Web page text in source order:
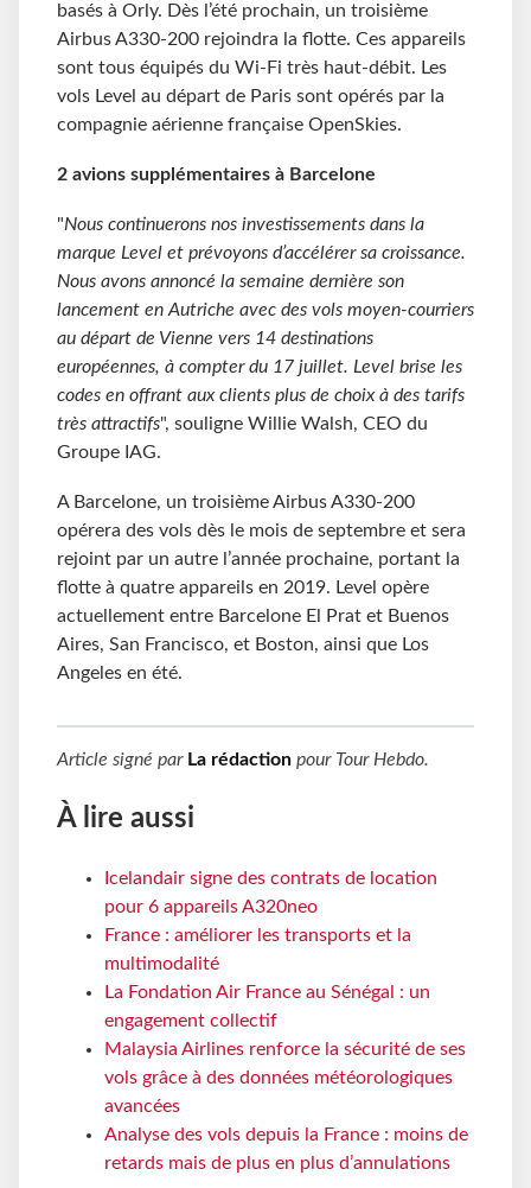
basés à Orly. Dès l’été prochain, un troisième
Airbus A330-200 rejoindra la flotte. Ces appareils
sont tous équipés du Wi-Fi très haut-débit. Les
vols Level au départ de Paris sont opérés par la
compagnie aérienne française OpenSkies.
2 avions supplémentaires à Barcelone
"Nous continuerons nos investissements dans la
marque Level et prévoyons d’accélérer sa croissance.
Nous avons annoncé la semaine dernière son
lancement en Autriche avec des vols moyen-courriers
au départ de Vienne vers 14 destinations
européennes, à compter du 17 juillet. Level brise les
codes en offrant aux clients plus de choix à des tarifs
très attractifs", souligne Willie Walsh, CEO du
Groupe IAG.
A Barcelone, un troisième Airbus A330-200
opérera des vols dès le mois de septembre et sera
rejoint par un autre l’année prochaine, portant la
flotte à quatre appareils en 2019. Level opère
actuellement entre Barcelone El Prat et Buenos
Aires, San Francisco, et Boston, ainsi que Los
Angeles en été.
Article signé par La rédaction pour Tour Hebdo.
À lire aussi
Icelandair signe des contrats de location
pour 6 appareils A320neo
France : améliorer les transports et la
multimodalité
La Fondation Air France au Sénégal : un
engagement collectif
Malaysia Airlines renforce la sécurité de ses
vols grâce à des données météorologiques
avancées
Analyse des vols depuis la France : moins de
retards mais de plus en plus d’annulations